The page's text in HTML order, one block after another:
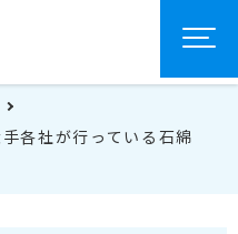
各社が行っている石綿